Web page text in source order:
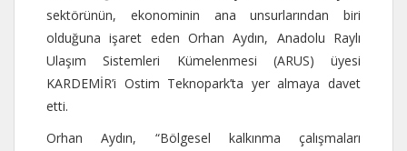
sektörünün, ekonominin ana unsurlarından biri
olduğuna işaret eden Orhan Aydın, Anadolu Raylı
Ulaşım Sistemleri Kümelenmesi (ARUS) üyesi
KARDEMİR’i Ostim Teknopark’ta yer almaya davet
etti.
Orhan Aydın, “Bölgesel kalkınma çalışmaları